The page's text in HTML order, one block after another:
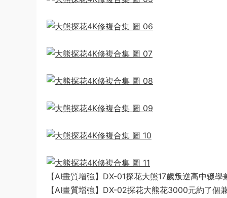
【AI畫質增強】DX-01探花大熊17歲叛逆高中辍
【AI畫質增強】DX-02探花大熊花3000元約了個